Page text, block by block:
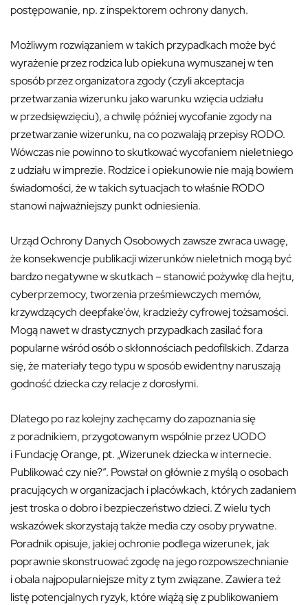
postępowanie, np. z inspektorem ochrony danych.
Możliwym rozwiązaniem w takich przypadkach może być
wyrażenie przez rodzica lub opiekuna wymuszanej w ten
sposób przez organizatora zgody (czyli akceptacja
przetwarzania wizerunku jako warunku wzięcia udziału
w przedsięwzięciu), a chwilę później wycofanie zgody na
przetwarzanie wizerunku, na co pozwalają przepisy RODO.
Wówczas nie powinno to skutkować wycofaniem nieletniego
z udziału w imprezie. Rodzice i opiekunowie nie mają bowiem
świadomości, że w takich sytuacjach to właśnie RODO
stanowi najważniejszy punkt odniesienia.
Urząd Ochrony Danych Osobowych zawsze zwraca uwagę,
że konsekwencje publikacji wizerunków nieletnich mogą być
bardzo negatywne w skutkach – stanowić pożywkę dla hejtu,
cyberprzemocy, tworzenia prześmiewczych memów,
krzywdzących deepfake’ów, kradzieży cyfrowej tożsamości.
Mogą nawet w drastycznych przypadkach zasilać fora
popularne wśród osób o skłonnościach pedofilskich. Zdarza
się, że materiały tego typu w sposób ewidentny naruszają
godność dziecka czy relacje z dorosłymi.
Dlatego po raz kolejny zachęcamy do zapoznania się
z poradnikiem, przygotowanym wspólnie przez UODO
i Fundację Orange, pt. „Wizerunek dziecka w internecie.
Publikować czy nie?”. Powstał on głównie z myślą o osobach
pracujących w organizacjach i placówkach, których zadaniem
jest troska o dobro i bezpieczeństwo dzieci. Z wielu tych
wskazówek skorzystają także media czy osoby prywatne.
Poradnik opisuje, jakiej ochronie podlega wizerunek, jak
poprawnie skonstruować zgodę na jego rozpowszechnianie
i obala najpopularniejsze mity z tym związane. Zawiera też
listę potencjalnych ryzyk, które wiążą się z publikowaniem